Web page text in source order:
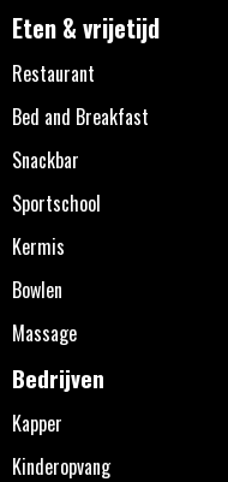
Eten & vrijetijd
Restaurant
Bed and Breakfast
Snackbar
Sportschool
Kermis
Bowlen
Massage
Bedrijven
Kapper
Kinderopvang